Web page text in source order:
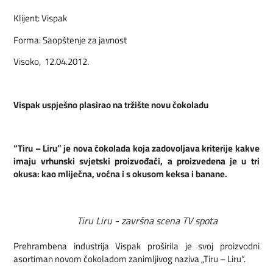
Klijent: Vispak
Forma: Saopštenje za javnost
Visoko, 12.04.2012.
Vispak uspješno plasirao na tržište novu čokoladu
“Tiru – Liru” je nova čokolada koja zadovoljava kriterije kakve
imaju vrhunski svjetski proizvođači, a proizvedena je u tri
okusa: kao mliječna, voćna i s okusom keksa i banane.
Tiru Liru - završna scena TV spota
Prehrambena industrija Vispak proširila je svoj proizvodni
asortiman novom čokoladom zanimljivog naziva „Tiru – Liru“.